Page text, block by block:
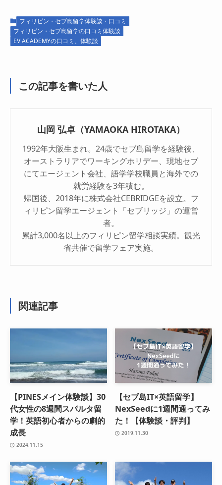
フィリピン・セブ島留学体験談・口コミ
フィリピン・セブ島留学の口コミ体験談
EV ACADEMYの口コミ、体験談
この記事を書いた人
山岡 弘卓（YAMAOKA HIROTAKA）
1992年大阪生まれ。24歳でセブ島留学を経験後、
オーストラリアでワーキングホリデー、現地セブ
にてエージェント会社、語学学校職員と海外での
就労経験を3年積む。
帰国後、2018年に株式会社CEBRIDGEを設立。フ
ィリピン留学エージェント「セブリッジ」の運営
者。
累計3,000名以上のフィリピン留学相談実績。観光
省共催で留学フェア実施。
関連記事
【PINESメイン体験談】30
代女性の8週間スパルタ留
学！英語初心者からの劇的
成長
2024.11.15
【セブ島IT×英語留学】
NexSeedに1週間通ってみ
た！【体験談・評判】
2019.11.30